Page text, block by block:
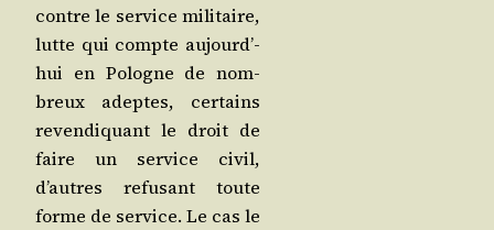
contre le ser­vice mili­taire,
lutte qui compte aujourd’­
hui en Pologne de nom­
breux adeptes, cer­tains
reven­di­quant le droit de
faire un ser­vice civil,
d’autres refu­sant toute
forme de ser­vice. Le cas le